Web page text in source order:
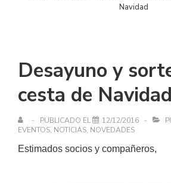
Navidad
Desayuno y
cesta de Navidad
PUBLICADO EL 12/12/2016
EVENTOS, NOTICIAS, NOVEDADES
Estimados socios y compañeros,